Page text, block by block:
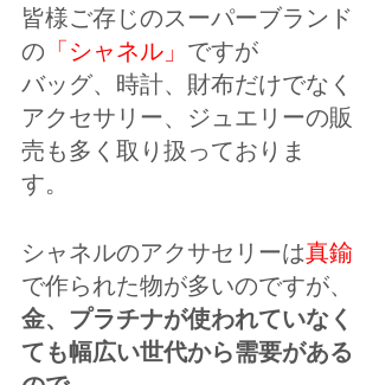
皆様ご存じのスーパーブランド
の 「シャネル」 ですが
バッグ、時計、財布だけでなく
アクセサリー、ジュエリーの販
売も多く取り扱っておりま
す。
シャネルのアクサセリーは真鍮
で作られた物が多いのですが、
金、プラチナが使われていなく
ても幅広い世代から需要がある